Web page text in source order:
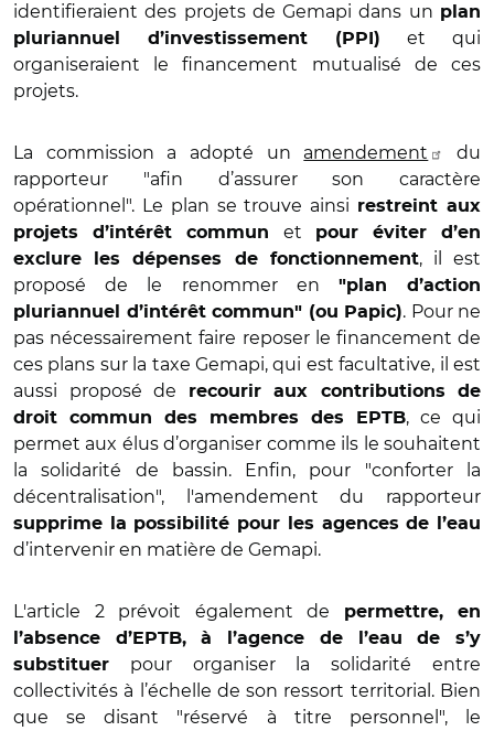
identifieraient des projets de Gemapi dans un plan
pluriannuel d’investissement (PPI)
et qui
organiseraient le financement mutualisé de ces
projets.
La commission a adopté un amendement
du
rapporteur "afin d’assurer son caractère
opérationnel". Le plan se trouve ainsi restreint aux
projets d’intérêt commun
et
pour éviter d’en
exclure les dépenses de fonctionnement, il est
proposé de le renommer en
"plan d’action
pluriannuel d’intérêt commun" (ou Papic). Pour ne
pas nécessairement faire reposer le financement de
ces plans sur la taxe Gemapi, qui est facultative, il est
aussi proposé de
recourir aux contributions de
droit commun des membres des EPTB, ce qui
permet aux élus d’organiser comme ils le souhaitent
la solidarité de bassin. Enfin, pour "conforter la
décentralisation", l'amendement du rapporteur
supprime la possibilité pour les agences de l’eau
d’intervenir en matière de Gemapi.
L'article 2 prévoit également de
permettre, en
l’absence d’EPTB, à l’agence de l’eau de s’y
substituer pour organiser la solidarité entre
collectivités à l’échelle de son ressort territorial. Bien
que se disant "réservé à titre personnel", le